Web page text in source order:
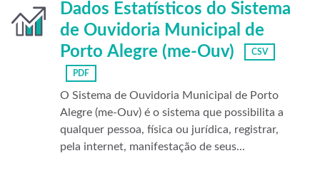
Dados Estatísticos do Sistema
de Ouvidoria Municipal de
Porto Alegre (me-Ouv)
CSV
PDF
O Sistema de Ouvidoria Municipal de Porto
Alegre (me-Ouv) é o sistema que possibilita a
qualquer pessoa, física ou jurídica, registrar,
pela internet, manifestação de seus...